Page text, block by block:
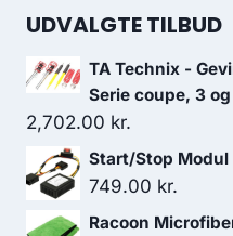
UDVALGTE TILBUD
TA Technix -
Serie coupe, 3
2,702.00 kr.
Start/Stop Modul
749.00 kr.
Racoon